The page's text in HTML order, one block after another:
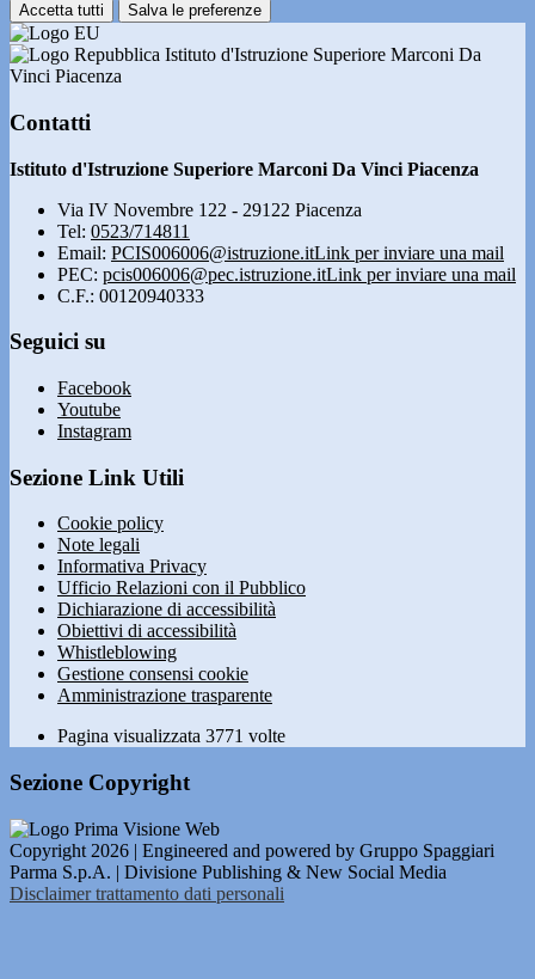
Accetta tutti Salva le preferenze
Istituto d'Istruzione Superiore Marconi Da
Vinci Piacenza
Contatti
Istituto d'Istruzione Superiore Marconi Da Vinci Piacenza
Via IV Novembre 122 - 29122 Piacenza
Tel: 0523/714811
Email: PCIS006006@istruzione.itLink per inviare una mail
PEC: pcis006006@pec.istruzione.itLink per inviare una mail
C.F.: 00120940333
Seguici su
Facebook
Youtube
Instagram
Sezione Link Utili
Cookie policy
Note legali
Informativa Privacy
Ufficio Relazioni con il Pubblico
Dichiarazione di accessibilità
Obiettivi di accessibilità
Whistleblowing
Gestione consensi cookie
Amministrazione trasparente
Pagina visualizzata 3771 volte
Sezione Copyright
Copyright 2026 | Engineered and powered by Gruppo Spaggiari
Parma S.p.A. | Divisione Publishing & New Social Media
Disclaimer trattamento dati personali